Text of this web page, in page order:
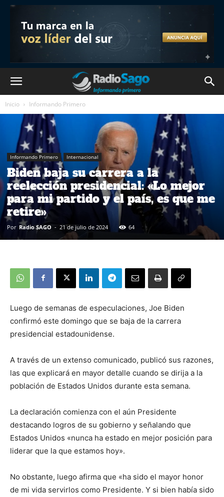
Inicio Informando Primero
Informando Primero Internacional
Biden baja su carrera a la
reelección presidencial: «Lo mejor
para mi partido y el país, es que me
retire»
Por Radio SAGO - 21 de julio de 2024 64
Luego de semanas de especulaciones, Joe Biden
confirmó este domingo que se baja de la carrera
presidencial estadounidense.
A través de un extenso comunicado, publicó sus razones,
las que explicará en mayor detalle cuando se dirija a la
población de Estados Unidos durante esta semana.
La declaración comienza con el aún Presidente
destacando logros de su gobierno y señalando que
Estados Unidos «nunca ha estado en mejor posición para
liderar que la que estamos hoy».
No obstante, luego afirma que «ha sido el mayor honor
de mi vida servirlos como Presidente. Y si bien había sido